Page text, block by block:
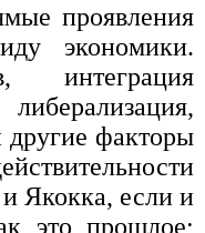
проявления
экономики.
интеграция
другие факторы
Якокка, если и
это прошлое;